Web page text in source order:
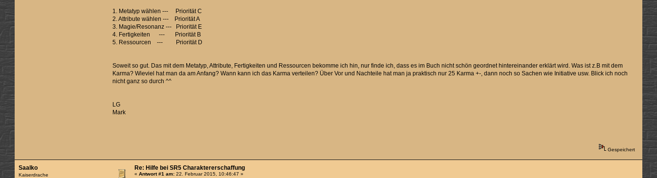
1. Metatyp wählen --- Priorität C
2. Attribute wählen --- Priorität A
3. Magie/Resonanz --- Priorität E
4. Fertigkeiten --- Priorität B
5. Ressourcen --- Priorität D
Soweit so gut. Das mit dem Metatyp, Attribute, Fertigkeiten und Ressourcen bekomme ich hin, nur finde ich, dass es im Buch nicht schön geordnet hintereinander erklärt wird. Was ist z.B mit dem
Karma? Wieviel hat man da am Anfang? Wann kann ich das Karma verteilen? Über Vor und Nachteile hat man ja praktisch nur 25 Karma +-, dann noch so Sachen wie Initiative usw. Blick ich noch
nicht ganz so durch ^^
LG
Mark
Gespeichert
Saalko
Kaiserdrache
Re: Hilfe bei SR5 Charaktererschaffung
«Antwort #1 am: 22. Februar 2015, 10:46:47 »